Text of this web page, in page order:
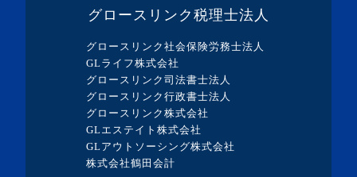
・2020年10月(1記事)
・2020年7月(3記事)
・2020年6月(2記事)
・2020年5月(1記事)
・2020年4月(5記事)
・2020年3月(4記事)
グロースリンク税理士法人
グロースリンク社会保険労務士法人
GLライフ株式会社
グロースリンク司法書士法人
グロースリンク行政書士法人
グロースリンク株式会社
GLエステイト株式会社
GLアウトソーシング株式会社
株式会社鶴田会計